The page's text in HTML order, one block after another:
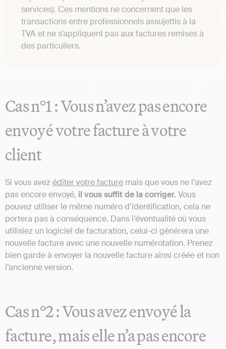
services). Ces mentions ne concernent que les
transactions entre professionnels assujettis à la
TVA et ne s’appliquent pas aux factures remises à
des particuliers.
Cas n°1 : Vous n’avez pas encore
envoyé votre facture à votre
client
Si vous avezéditer votre facture mais que vous ne l’avez
pas encore envoyé, il vous suffit de la corriger. Vous
pouvez utiliser le même numéro d’identification, cela ne
portera pas à conséquence. Dans l’éventualité où vous
utilisiez un logiciel de facturation, celui-ci générera une
nouvelle facture avec une nouvelle numérotation. Prenez
bien garde à envoyer la nouvelle facture ainsi créée et non
l’ancienne version.
Cas n°2 : Vous avez envoyé la
facture, mais elle n’a pas encore